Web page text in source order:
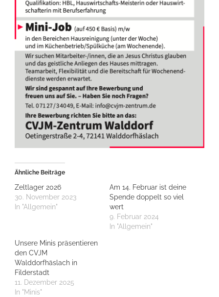
Ähnliche Beiträge
Zeltlager 2026
30. November 2023
In "Allgemein"
Am 14. Februar ist deine
Spende doppelt so viel
wert
9. Februar 2024
In "Allgemein"
Unsere Minis präsentieren
den CVJM
Walddorfhäslach in
Filderstadt
11. Dezember 2025
In "Minis"